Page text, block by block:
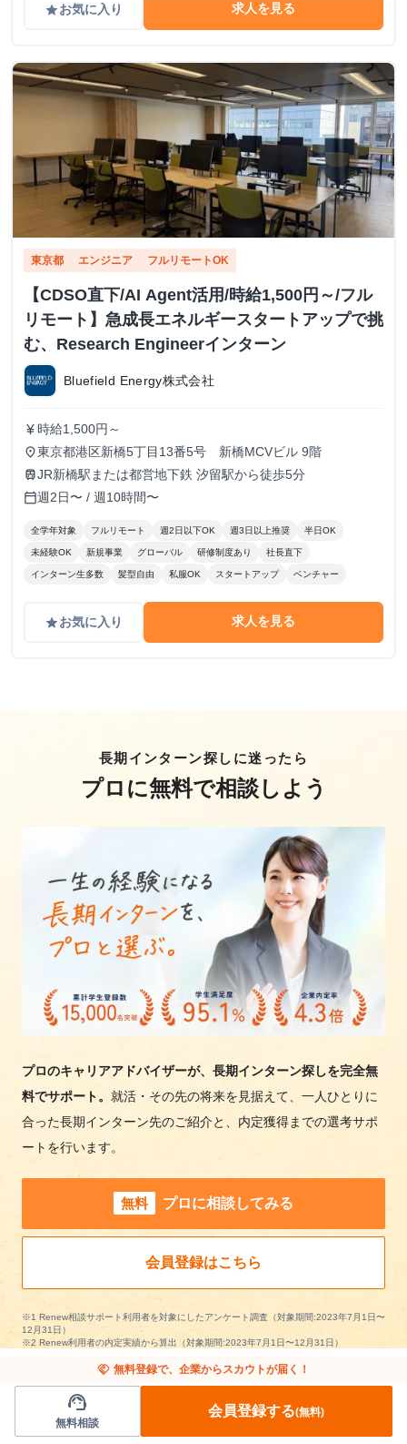
gradeお気に入り 求人を見る
東京都 エンジニア フルリモートOK
【CDSO直下/AI Agent活用/時給1,500円～/フル
リモート】急成長エネルギースタートアップで挑
む、Research Engineerインターン
Bluefield Energy株式会社
currency_yen 時給1,500円～
place東京都港区新橋5丁目13番5号 新橋MCVビル 9階
trainJR新橋駅または都営地下鉄 汐留駅から徒歩5分
calendar_today週2日〜 / 週10時間〜
全学年対象 フルリモート 週2日以下OK 週3日以上推奨 半日OK
未経験OK 新規事業 グローバル 研修制度あり 社長直下
インターン生多数 髪型自由 私服OK スタートアップ ベンチャー
gradeお気に入り 求人を見る
長期インターン探しに迷ったら
プロに無料で相談しよう
プロのキャリアアドバイザーが、長期インターン探しを完全無
料でサポート。 就活・その先の将来を見据えて、一人ひとりに
合った長期インターン先のご紹介と、内定獲得までの選考サポ
ートを行います。
無料 プロに相談してみる
会員登録はこちら
※1 Renew相談サポート利用者を対象にしたアンケート調査（対象期間:2023年7月1日〜
12月31日）
※2 Renew利用者の内定実績から算出（対象期間:2023年7月1日〜12月31日）
handshake 無料登録で、企業からスカウトが届く！
support_agent
無料相談
会員登録する(無料)